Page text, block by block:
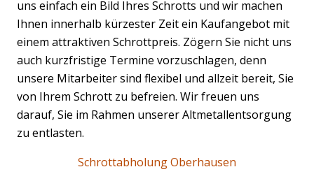
uns einfach ein Bild Ihres Schrotts und wir machen
Ihnen innerhalb kürzester Zeit ein Kaufangebot mit
einem attraktiven Schrottpreis. Zögern Sie nicht uns
auch kurzfristige Termine vorzuschlagen, denn
unsere Mitarbeiter sind flexibel und allzeit bereit, Sie
von Ihrem Schrott zu befreien. Wir freuen uns
darauf, Sie im Rahmen unserer Altmetallentsorgung
zu entlasten.
Schrottabholung Oberhausen